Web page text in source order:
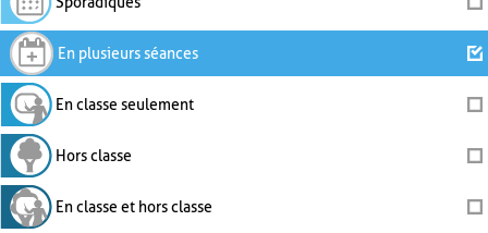
En plusieurs séances
En classe seulement
Hors classe
En classe et hors classe